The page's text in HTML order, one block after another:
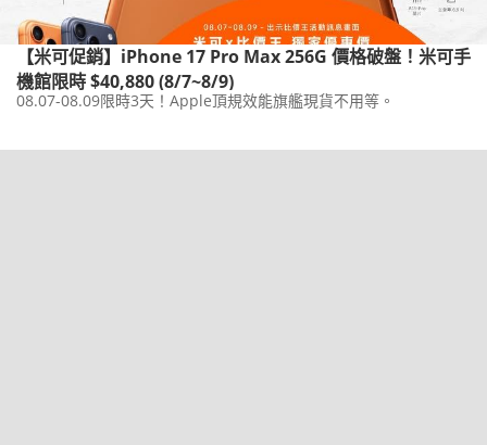
【米可促銷】iPhone 17 Pro Max 256G 價格破盤！米可手
機館限時 $40,880 (8/7~8/9)
08.07-08.09限時3天！Apple頂規效能旗艦現貨不用等。